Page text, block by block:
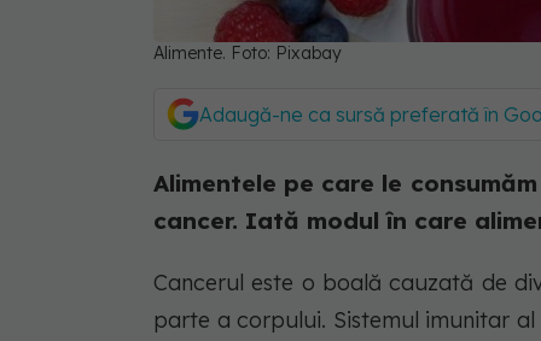
Alimente. Foto: Pixabay
Adaugă-ne ca sursă preferată în
Alimentele pe care le
cancer. Iată modul în care
Cancerul este o boală cauzată de
parte a corpului. Sistemul imunitar